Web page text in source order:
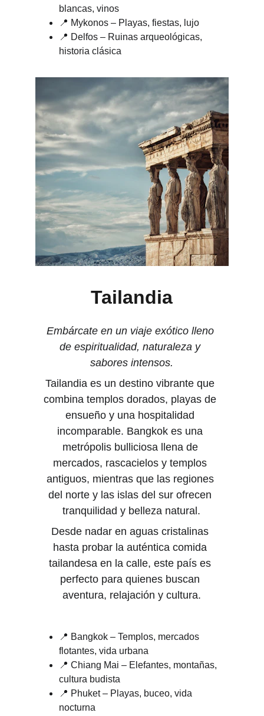
blancas, vinos
📍 Mykonos – Playas, fiestas, lujo
📍 Delfos – Ruinas arqueológicas,
historia clásica
Tailandia
Embárcate en un viaje exótico lleno
de espiritualidad, naturaleza y
sabores intensos.
Tailandia es un destino vibrante que
combina templos dorados, playas de
ensueño y una hospitalidad
incomparable. Bangkok es una
metrópolis bulliciosa llena de
mercados, rascacielos y templos
antiguos, mientras que las regiones
del norte y las islas del sur ofrecen
tranquilidad y belleza natural.
Desde nadar en aguas cristalinas
hasta probar la auténtica comida
tailandesa en la calle, este país es
perfecto para quienes buscan
aventura, relajación y cultura.
📍 Bangkok – Templos, mercados
flotantes, vida urbana
📍 Chiang Mai – Elefantes, montañas,
cultura budista
📍 Phuket – Playas, buceo, vida
nocturna